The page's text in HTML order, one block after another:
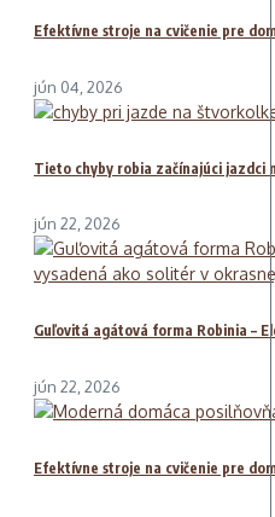
Efektívne stroje na cvičenie pre
jún 04, 2026
Tieto chyby robia začínajúci jazdci
jún 22, 2026
Guľovitá agátová forma Robinia –
jún 22, 2026
Efektívne stroje na cvičenie pre